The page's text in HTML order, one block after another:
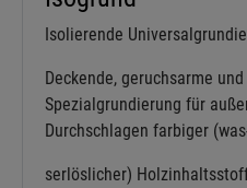
Isolierende
Deckende, geruchsarme
Spezialgrundierung für
Durchschlagen farbiger
serlöslicher)